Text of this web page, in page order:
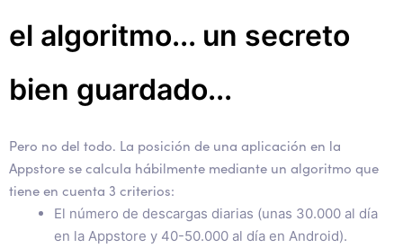
el algoritmo... un secreto
bien guardado...
Pero no del todo. La posición de una aplicación en la
Appstore se calcula hábilmente mediante un algoritmo que
tiene en cuenta 3 criterios:
El número de descargas diarias (unas 30.000 al día
en la Appstore y 40-50.000 al día en Android).